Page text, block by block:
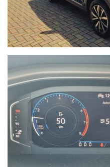
la vendita di autoveicoli e
ha ampliato la gamma di
autofficina meccanica.
Nel 2004 comincia l’avventura
commercializzazione di veicoli
marche.
Nel 2015 diventa nuova e
di Savona del brand Hyundai,
Braja 48r a Savona.
Oggi Autoquadrifoglio è
provincia di Savona dei brand
Nizza 18 a Savona.
- Le immagini possono
oggetto dell'offerta.